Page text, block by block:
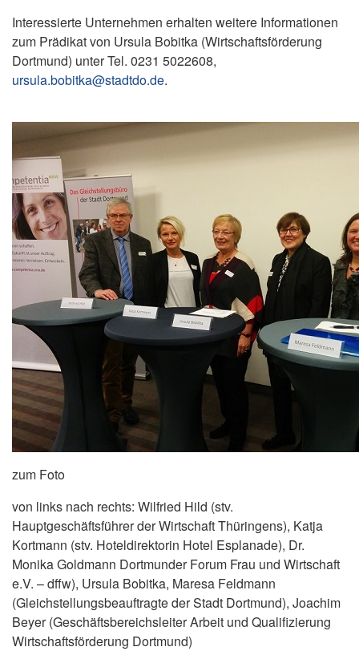
Interessierte Unternehmen erhalten weitere Informationen
zum Prädikat von Ursula Bobitka (Wirtschaftsförderung
Dortmund) unter Tel. 0231 5022608,
ursula.bobitka@stadtdo.de.
zum Foto
von links nach rechts: Wilfried Hild (stv.
Hauptgeschäftsführer der Wirtschaft Thüringens), Katja
Kortmann (stv. Hoteldirektorin Hotel Esplanade), Dr.
Monika Goldmann Dortmunder Forum Frau und Wirtschaft
e.V. – dffw), Ursula Bobitka, Maresa Feldmann
(Gleichstellungsbeauftragte der Stadt Dortmund), Joachim
Beyer (Geschäftsbereichsleiter Arbeit und Qualifizierung
Wirtschaftsförderung Dortmund)